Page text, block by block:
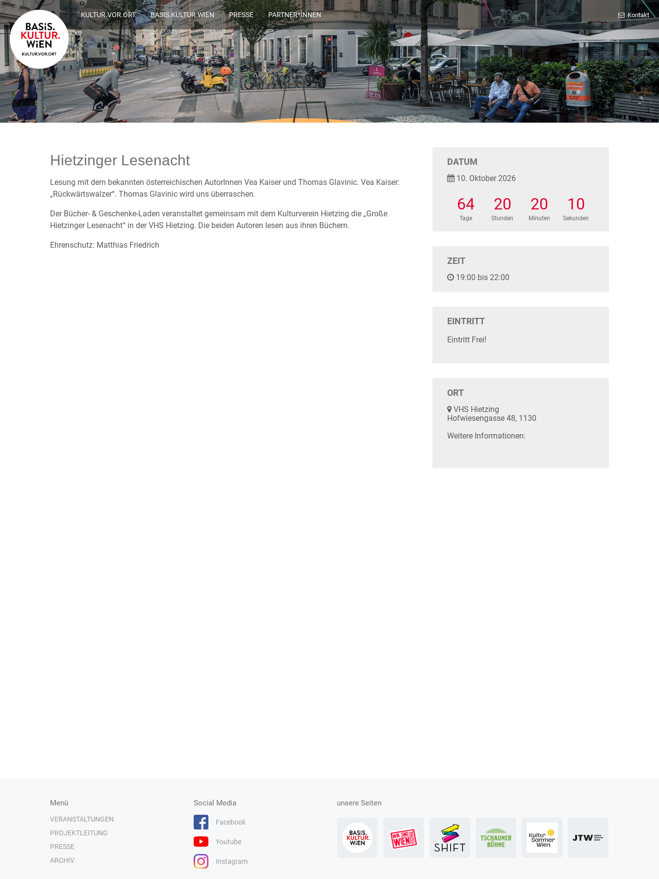
KULTUR.VOR.ORT BASIS.KULTUR.WIEN PRESSE PARTNER*INNEN Kontakt
Hietzinger Lesenacht
Lesung mit dem bekannten österreichischen AutorInnen Vea Kaiser und Thomas Glavinic. Vea Kaiser:
„Rückwärtswalzer“. Thomas Glavinic wird uns überraschen.
Der Bücher- & Geschenke-Laden veranstaltet gemeinsam mit dem Kulturverein Hietzing die „Große
Hietzinger Lesenacht“ in der VHS Hietzing. Die beiden Autoren lesen aus ihren Büchern.
Ehrenschutz: Matthias Friedrich
DATUM
10. Oktober 2026
64
Tage
20
Stunden
20
Minuten
10
Sekunden
ZEIT
19:00 bis 22:00
EINTRITT
Eintritt Frei!
ORT
VHS Hietzing
Hofwiesengasse 48, 1130
Weitere Informationen:
Menü
VERANSTALTUNGEN
PROJEKTLEITUNG
PRESSE
ARCHIV
Social Media
Facebook
Youtube
Instagram
unsere Seiten